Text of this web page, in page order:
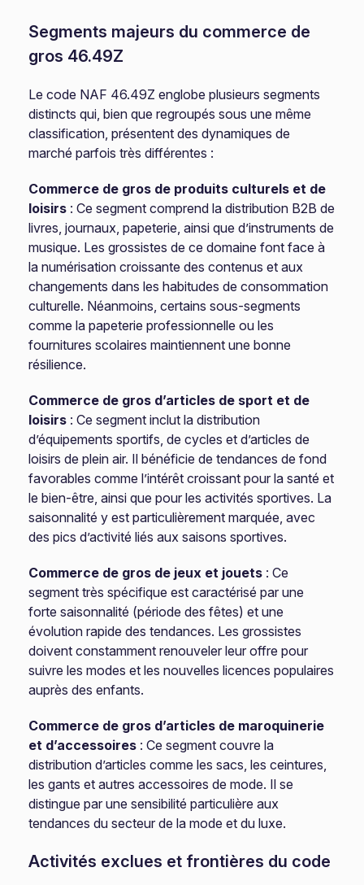
Segments majeurs du commerce de
gros 46.49Z
Le code NAF 46.49Z englobe plusieurs segments
distincts qui, bien que regroupés sous une même
classification, présentent des dynamiques de
marché parfois très différentes :
Commerce de gros de produits culturels et de
loisirs : Ce segment comprend la distribution B2B de
livres, journaux, papeterie, ainsi que d’instruments de
musique. Les grossistes de ce domaine font face à
la numérisation croissante des contenus et aux
changements dans les habitudes de consommation
culturelle. Néanmoins, certains sous-segments
comme la papeterie professionnelle ou les
fournitures scolaires maintiennent une bonne
résilience.
Commerce de gros d’articles de sport et de
loisirs : Ce segment inclut la distribution
d’équipements sportifs, de cycles et d’articles de
loisirs de plein air. Il bénéficie de tendances de fond
favorables comme l’intérêt croissant pour la santé et
le bien-être, ainsi que pour les activités sportives. La
saisonnalité y est particulièrement marquée, avec
des pics d’activité liés aux saisons sportives.
Commerce de gros de jeux et jouets : Ce
segment très spécifique est caractérisé par une
forte saisonnalité (période des fêtes) et une
évolution rapide des tendances. Les grossistes
doivent constamment renouveler leur offre pour
suivre les modes et les nouvelles licences populaires
auprès des enfants.
Commerce de gros d’articles de maroquinerie
et d’accessoires : Ce segment couvre la
distribution d’articles comme les sacs, les ceintures,
les gants et autres accessoires de mode. Il se
distingue par une sensibilité particulière aux
tendances du secteur de la mode et du luxe.
Activités exclues et frontières du code